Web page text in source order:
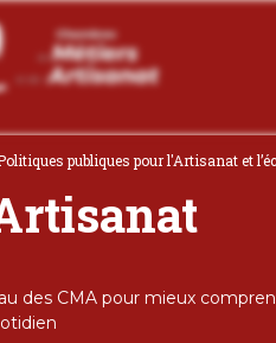
publiques pour l'Artisanat et
des CMA pour mieux